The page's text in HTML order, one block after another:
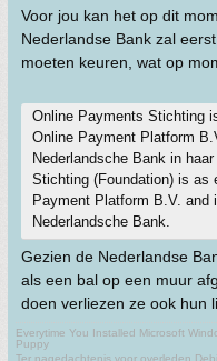
Voor jou kan het op dit
Nederlandse Bank zal
moeten keuren, wat op
Online Payments Stichting
Online Payment Platform
Nederlandsche Bank in
Stichting (Foundation) is as
Payment Platform B.V. and
Nederlandsche Bank.
Gezien de Nederlandse
als een bal op een muur
doen verliezen ze ook hun
Everytime You Installed Microsoft
Puppy
Ter nagedachtenis voor overleden